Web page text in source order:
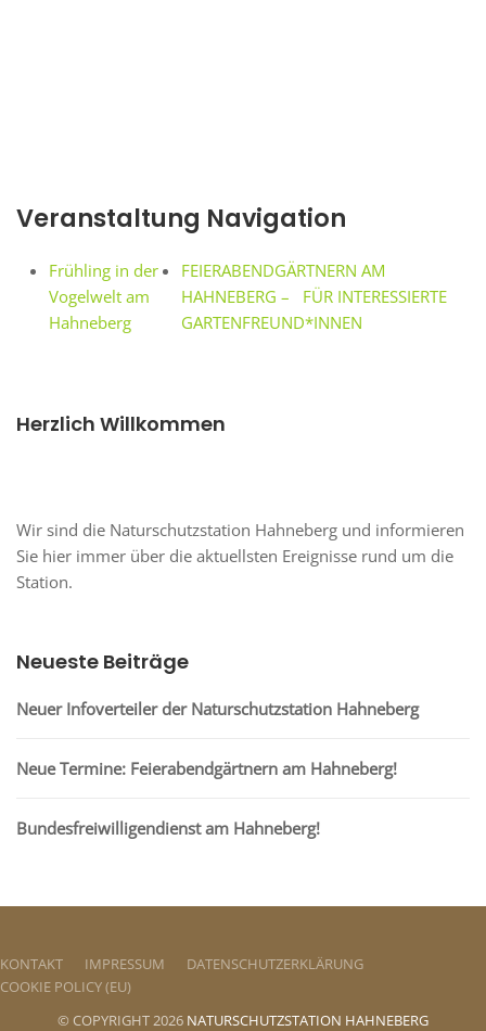
Veranstaltung Navigation
Frühling in der
Vogelwelt am
Hahneberg
FEIERABENDGÄRTNERN AM
HAHNEBERG – FÜR INTERESSIERTE
GARTENFREUND*INNEN
Herzlich Willkommen
Wir sind die Naturschutzstation Hahneberg und informieren
Sie hier immer über die aktuellsten Ereignisse rund um die
Station.
Neueste Beiträge
Neuer Infoverteiler der Naturschutzstation Hahneberg
Neue Termine: Feierabendgärtnern am Hahneberg!
Bundesfreiwilligendienst am Hahneberg!
KONTAKT IMPRESSUM
DATENSCHUTZERKLÄRUNG
COOKIE POLICY (EU)
© COPYRIGHT 2026 NATURSCHUTZSTATION HAHNEBERG